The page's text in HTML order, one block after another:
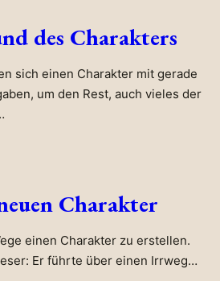
des Charakters
sich einen Charakter mit gerade
um den Rest, auch vieles der
Charakter
einen Charakter zu erstellen.
Er führte über einen Irrweg…